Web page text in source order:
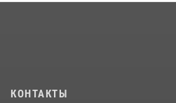
КОНТАКТЫ